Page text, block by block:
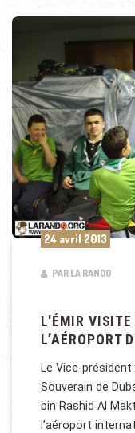
24 avril 2013
PAR LA RANDO
L'ÉMIR VISITE
L’AÉROPORT
Le Vice-
Souverain de
bin Rashid Al
l’aéroport